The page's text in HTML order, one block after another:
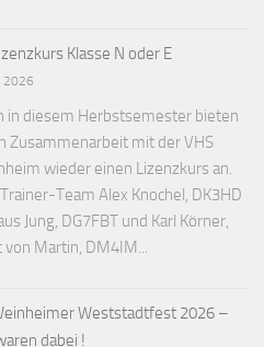
Klasse N oder E
2026
in diesem Herbstsemester bieten
Zusammenarbeit mit der VHS
wieder einen Lizenzkurs an.
Team Alex Knochel, DK3HD
Jung, DG7FBT und Karl Körner,
Martin, DM4IM...
Weststadtfest 2026 –
dabei !